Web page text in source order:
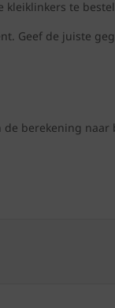
kleiklinkers te
Geef de juiste
berekening naar